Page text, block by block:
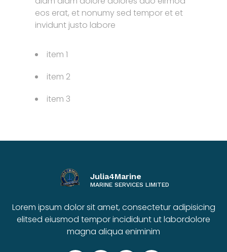
eos erat, et nonumy sed tempor et et
invidunt justo labore
item 1
item 2
item 3
Julia4Marine
MARINE SERVICES LIMITED
Lorem ipsum dolor sit amet, consectetur adipisicing
elitsed eiusmod tempor incididunt ut labordolore
magna aliqua eniminim